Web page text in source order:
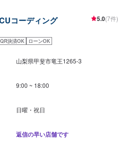
ください。燃料代はお客様のご負担となり
コーディング 5.0(7件)
QR決済OK ローンOK
山梨県甲斐市竜王1265-3
9:00 ~ 18:00
日曜・祝日
返信の早い店舗です